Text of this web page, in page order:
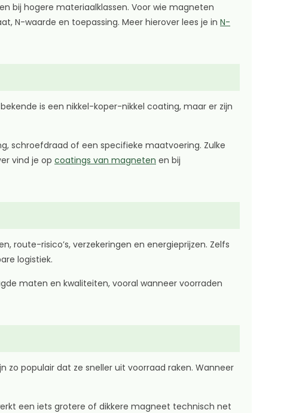
bij hogere materiaalklassen. Voor wie magneten
N-waarde en toepassing. Meer hierover lees je in N-
is een nikkel-koper-nikkel coating, maar er zijn
schroefdraad of een specifieke maatvoering. Zulke
vind je op coatings van magneten en bij
route-risico’s, verzekeringen en energieprijzen. Zelfs
logistiek.
maten en kwaliteiten, vooral wanneer voorraden
populair dat ze sneller uit voorraad raken. Wanneer
een iets grotere of dikkere magneet technisch net